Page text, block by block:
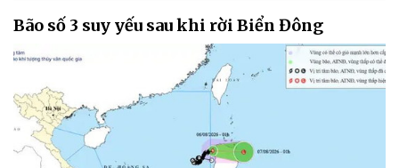
Bão số 3 suy yếu sau khi rời Biển Đông